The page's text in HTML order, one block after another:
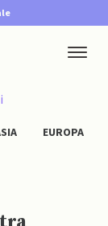
EUROPA